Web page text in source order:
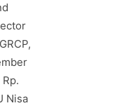
Nisa